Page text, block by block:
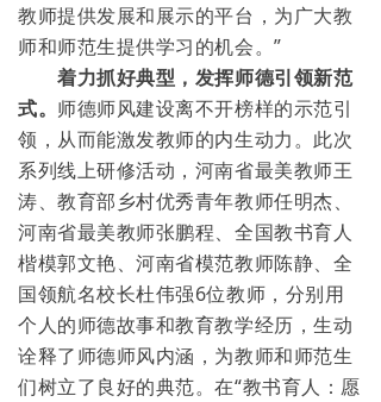
教师提供发展和展示的平台，为广大教
师和师范生提供学习的机会。”
着力抓好典型，发挥师德引领新范
式。 师德师风建设离不开榜样的示范引
领，从而能激发教师的内生动力。此次
系列线上研修活动，河南省最美教师王
涛、教育部乡村优秀青年教师任明杰、
河南省最美教师张鹏程、全国教书育人
楷模郭文艳、河南省模范教师陈静、全
国领航名校长杜伟强6位教师，分别用
个人的师德故事和教育教学经历，生动
诠释了师德师风内涵，为教师和师范生
们树立了良好的典范。在“教书育人：愿